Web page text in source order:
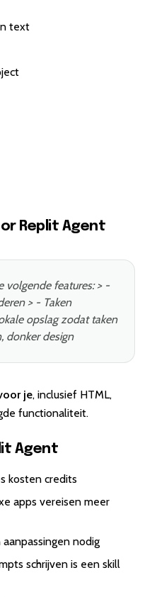
text
Replit Agent
features: > -
> - Taken
opslag zodat taken
donker design
je, inclusief HTML,
functionaliteit.
Agent
kosten credits
apps vereisen meer
aanpassingen nodig
schrijven is een skill